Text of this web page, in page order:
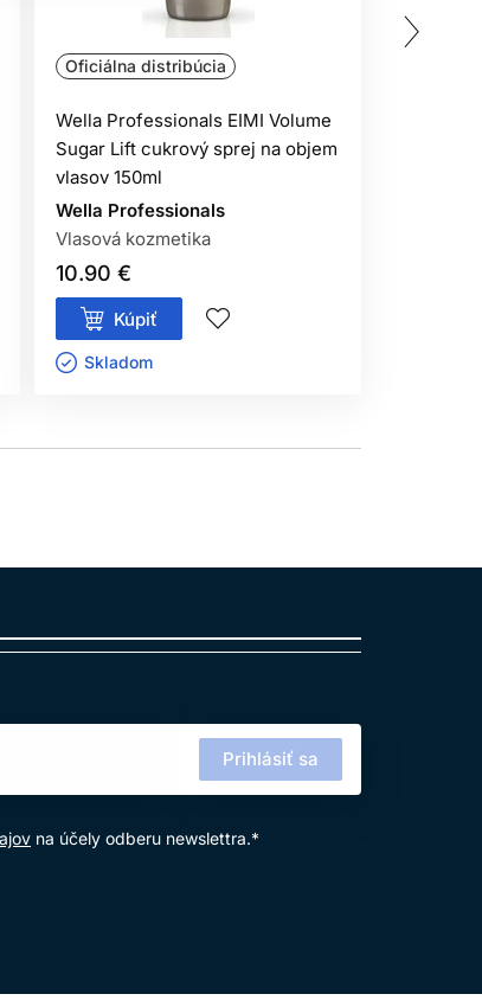
Oficiálna distribúcia
Wella Professionals EIMI Volume
Sugar Lift cukrový sprej na objem
vlasov 150ml
Wella Professionals
Vlasová kozmetika
10.90 €
Kúpiť
Skladom ㅤ
Prihlásiť sa
na účely odberu newslettra.*